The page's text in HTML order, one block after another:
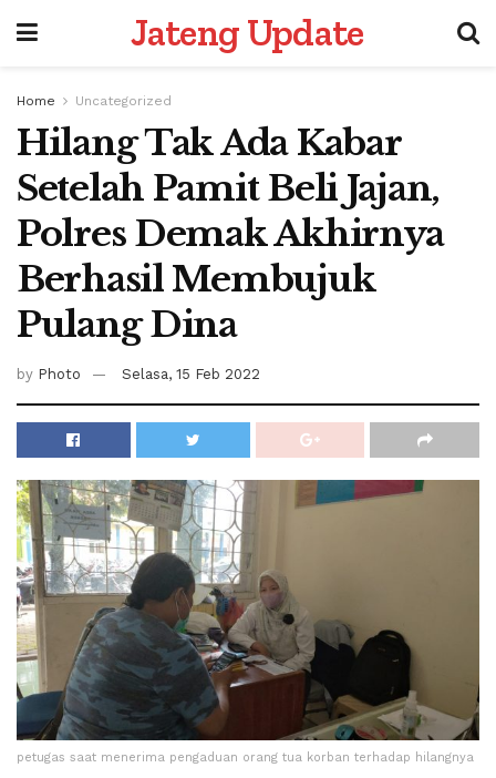
Jateng Update
Home Uncategorized
Hilang Tak Ada Kabar
Setelah Pamit Beli Jajan,
Polres Demak Akhirnya
Berhasil Membujuk
Pulang Dina
by Photo Selasa, 15 Feb 2022
petugas saat menerima pengaduan orang tua korban terhadap hilangnya